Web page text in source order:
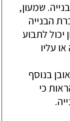
שמעון,
הבנייה
יכול לתבוע
עליו
בנוסף
כי